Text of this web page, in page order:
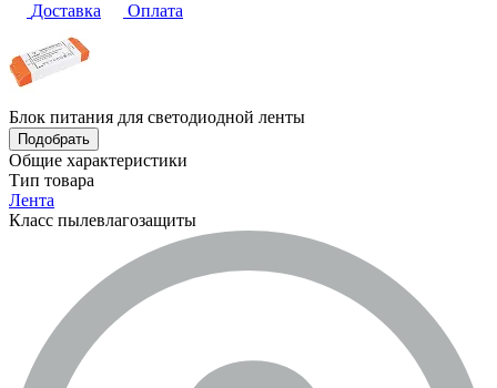
Доставка Оплата
Блок питания для светодиодной ленты
Подобрать
Общие характеристики
Тип товара
Лента
Класс пылевлагозащиты